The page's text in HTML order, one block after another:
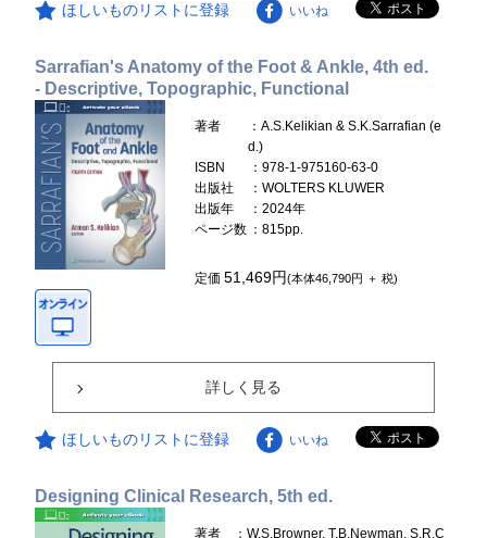
ほしいものリストに登録 いいね
Sarrafian's Anatomy of the Foot & Ankle, 4th ed.
- Descriptive, Topographic, Functional
著者
：A.S.Kelikian & S.K.Sarrafian (e
d.)
ISBN
：978-1-975160-63-0
出版社
：WOLTERS KLUWER
出版年
：2024年
ページ数 ：815pp.
定価51,469円(本体46,790円 ＋ 税)
詳しく見る
ほしいものリストに登録 いいね
Designing Clinical Research, 5th ed.
著者
：W.S.Browner, T.B.Newman, S.R.C